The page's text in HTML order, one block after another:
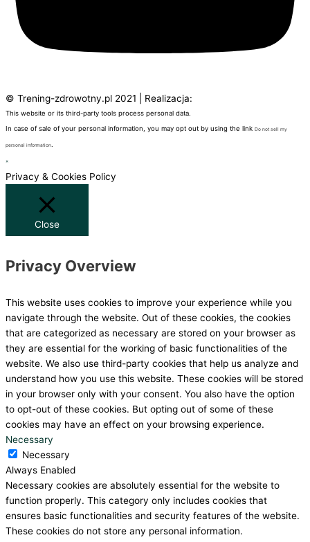
© Trening-zdrowotny.pl 2021 | Realizacja:
This website or its third-party tools process personal data.
In case of sale of your personal information, you may opt out by using the link Do not sell my
personal information.
×
Privacy & Cookies Policy
Close
Privacy Overview
This website uses cookies to improve your experience while you
navigate through the website. Out of these cookies, the cookies
that are categorized as necessary are stored on your browser as
they are essential for the working of basic functionalities of the
website. We also use third-party cookies that help us analyze and
understand how you use this website. These cookies will be stored
in your browser only with your consent. You also have the option
to opt-out of these cookies. But opting out of some of these
cookies may have an effect on your browsing experience.
Necessary
Necessary
Always Enabled
Necessary cookies are absolutely essential for the website to
function properly. This category only includes cookies that
ensures basic functionalities and security features of the website.
These cookies do not store any personal information.